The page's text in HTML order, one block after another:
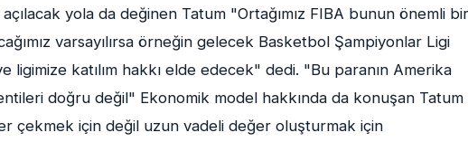
yola da değinen Tatum "Ortağımız FIBA bunun önemli bir
varsayılırsa örneğin gelecek Basketbol Şampiyonlar Ligi
ligimize katılım hakkı elde edecek" dedi. "Bu paranın Amerika
doğru değil" Ekonomik model hakkında da konuşan Tatum
çekmek için değil uzun vadeli değer oluşturmak için